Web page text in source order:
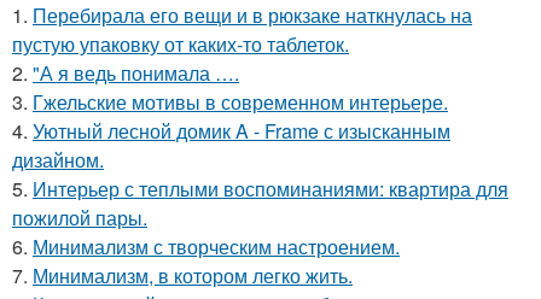
1. Перебирала его вещи и в рюкзаке наткнулась на
пустую упаковку от каких-то таблеток.
2. "А я ведь понимала ….
3. Гжельские мотивы в современном интерьере.
4. Уютный лесной домик A - Frame с изысканным
дизайном.
5. Интерьер с теплыми воспоминаниями: квартира для
пожилой пары.
6. Минимализм с творческим настроением.
7. Минимализм, в котором легко жить.